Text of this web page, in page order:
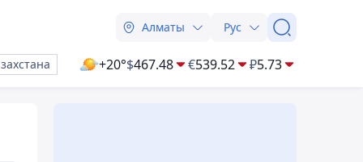
Алматы Рус
+20°$467.48 €539.52 ₽5.73